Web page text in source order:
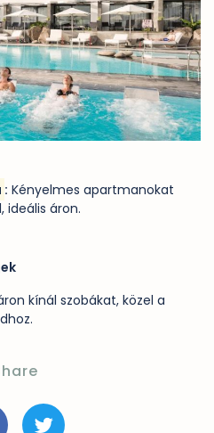
: Kényelmes apartmanokat
ideális áron.
kínál szobákat, közel a